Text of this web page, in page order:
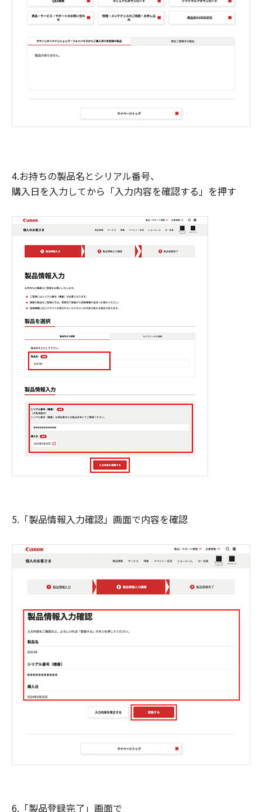
4.お持ちの製品名とシリアル番号、
購入日を入力してから「入力内容を確認する」を押す
5.「製品情報入力確認」画面で内容を確認
6.「製品登録完了」画面で